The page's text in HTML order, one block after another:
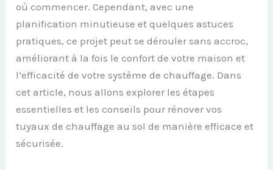
où commencer. Cependant, avec une
planification minutieuse et quelques astuces
pratiques, ce projet peut se dérouler sans accroc,
améliorant à la fois le confort de votre maison et
l’efficacité de votre système de chauffage. Dans
cet article, nous allons explorer les étapes
essentielles et les conseils pour rénover vos
tuyaux de chauffage au sol de manière efficace et
sécurisée.